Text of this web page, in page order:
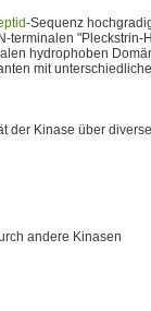
-Sequenz
terminalen "Pleckstrin-
hydrophoben
mit
der Kinase über
andere Kinasen